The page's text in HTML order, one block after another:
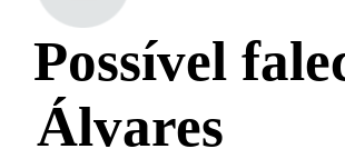
Possível
Álvares